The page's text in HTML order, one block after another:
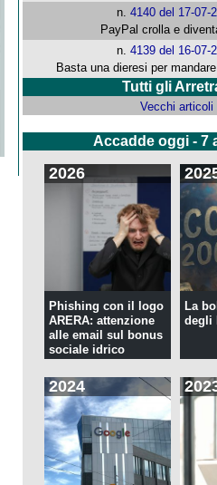
n.4140 del 17-07-
PayPal crolla e
n.4139 del 16-07-
Basta una dieresi per
Tutti gli
Vecchi articoli
Accadde oggi - 7
2026
Phishing con il logo
ARERA: attenzione
alle email sul bonus
sociale idrico
La
degli
2024